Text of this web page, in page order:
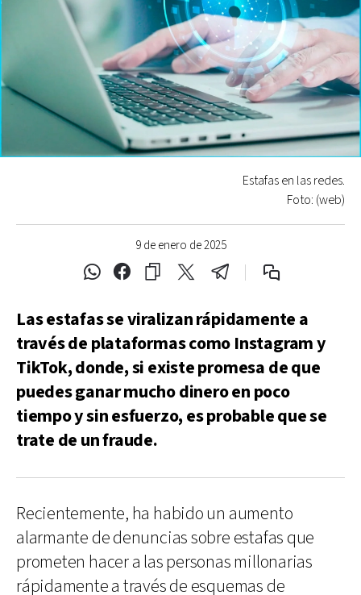
9 de enero de 2025
Estafas en las redes.
Foto: (web)
Las estafas se viralizan rápidamente a
través de plataformas como Instagram y
TikTok, donde, si existe promesa de que
puedes ganar mucho dinero en poco
tiempo y sin esfuerzo, es probable que se
trate de un fraude.
Recientemente, ha habido un aumento
alarmante de denuncias sobre estafas que
prometen hacer a las personas millonarias
rápidamente a través de esquemas de